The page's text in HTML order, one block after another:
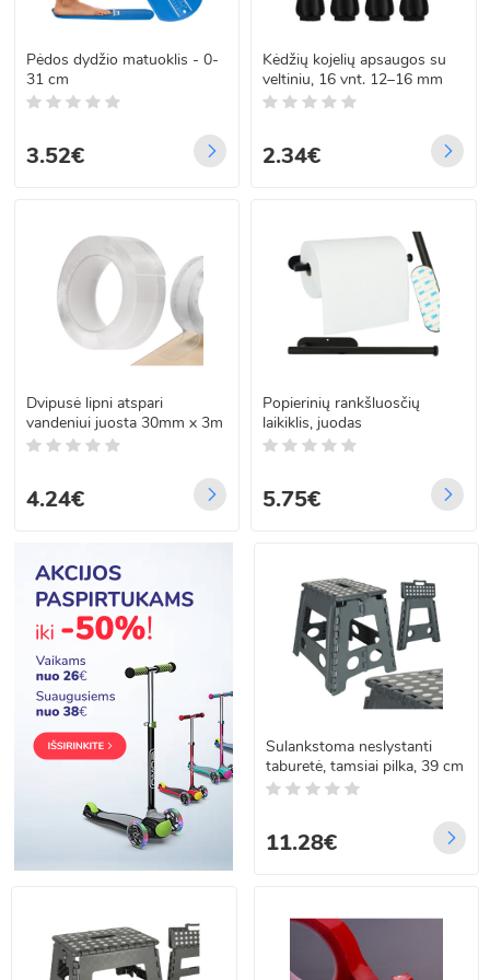
Pėdos dydžio matuoklis - 0-
31 cm
3.52€
Kėdžių kojelių apsaugos su
veltiniu, 16 vnt. 12–16 mm
2.34€
Dvipusė lipni atspari
vandeniui juosta 30mm x 3m
4.24€
Popierinių rankšluosčių
laikiklis, juodas
5.75€
Sulankstoma neslystanti
taburetė, tamsiai pilka, 39 cm
11.28€